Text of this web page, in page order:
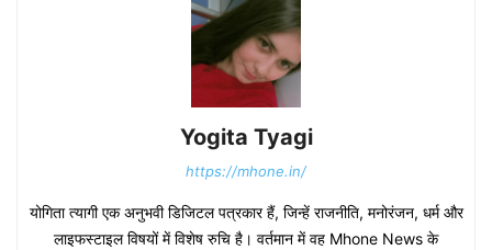
Yogita Tyagi
https://mhone.in/
योगिता त्यागी एक अनुभवी डिजिटल पत्रकार हैं, जिन्हें राजनीति, मनोरंजन, धर्म और
लाइफस्टाइल विषयों में विशेष रुचि है। वर्तमान में वह Mhone News के